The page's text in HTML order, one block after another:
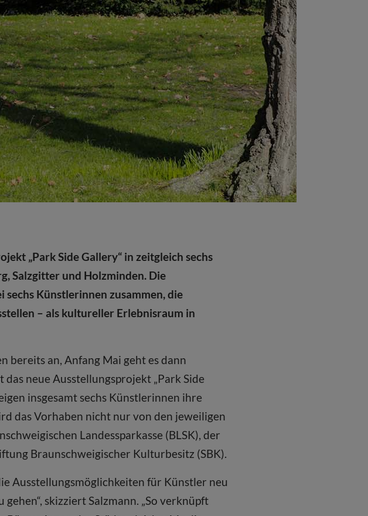
„Park Side Gallery“ in zeitgleich sechs
Salzgitter und Holzminden. Die
Künstlerinnen zusammen, die
– als kultureller Erlebnisraum in
bereits an, Anfang Mai geht es dann
neue Ausstellungsprojekt „Park Side
insgesamt sechs Künstlerinnen ihre
das Vorhaben nicht nur von den jeweiligen
Landessparkasse (BLSK), der
Braunschweigischer Kulturbesitz (SBK).
Ausstellungsmöglichkeiten für Künstler neu
skizziert Salzmann. „So verknüpft